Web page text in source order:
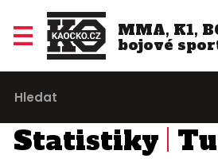
MMA, K1,
bojové
Statistiky